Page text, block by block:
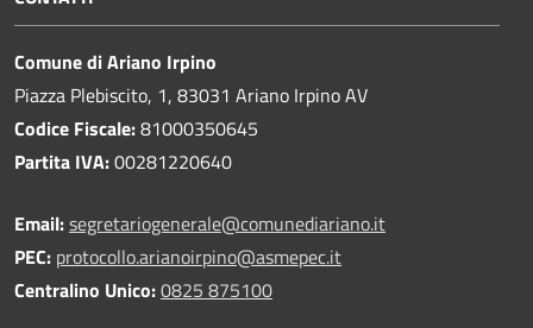
Comune di Ariano Irpino
Piazza Plebiscito, 1, 83031 Ariano Irpino AV
Codice Fiscale:81000350645
Partita IVA:00281220640
Email:segretariogenerale@comunediariano.it
PEC: protocollo.arianoirpino@asmepec.it
Centralino Unico:0825 875100